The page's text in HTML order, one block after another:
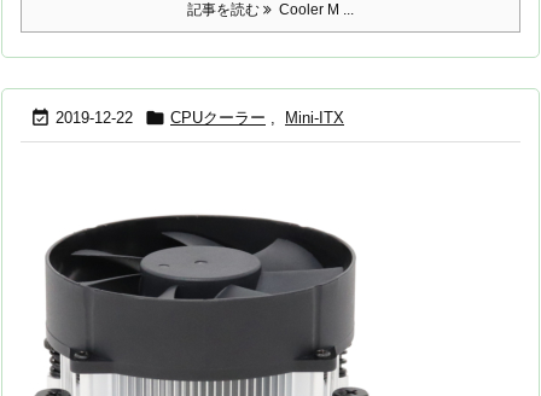
記事を読む Cooler M ...
 2019-12-22  CPUクーラー , Mini-ITX